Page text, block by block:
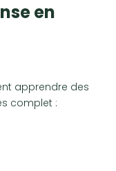
en
apprendre des
complet :